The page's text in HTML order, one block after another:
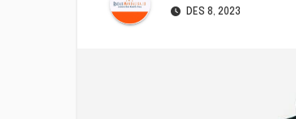
DES 8, 2023